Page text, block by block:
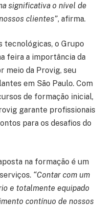
significativa o nível de
clientes”, afirma.
tecnológicas, o Grupo
feira a importância da
meio da Provig, seu
em São Paulo. Com
de formação inicial,
garante profissionais
para os desafios do
na formação é um
“Contar com um
e totalmente equipado
contínuo de nossos